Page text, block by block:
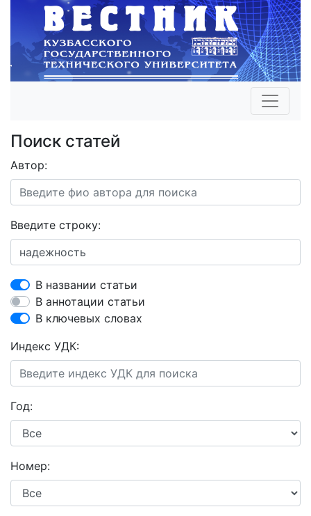
Поиск статей
Автор:
Введите строку:
В названии статьи
В аннотации статьи
В ключевых словах
Индекс УДК:
Год:
Номер: